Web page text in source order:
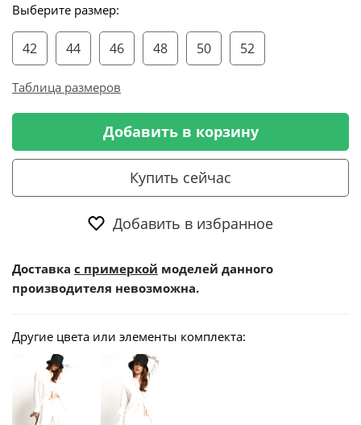
Выберите размер:
42 44 46 48 50 52
Таблица размеров
Добавить в корзину
Купить сейчас
Добавить в избранное
Доставка с примеркой моделей данного
производителя невозможна.
Другие цвета или элементы комплекта: